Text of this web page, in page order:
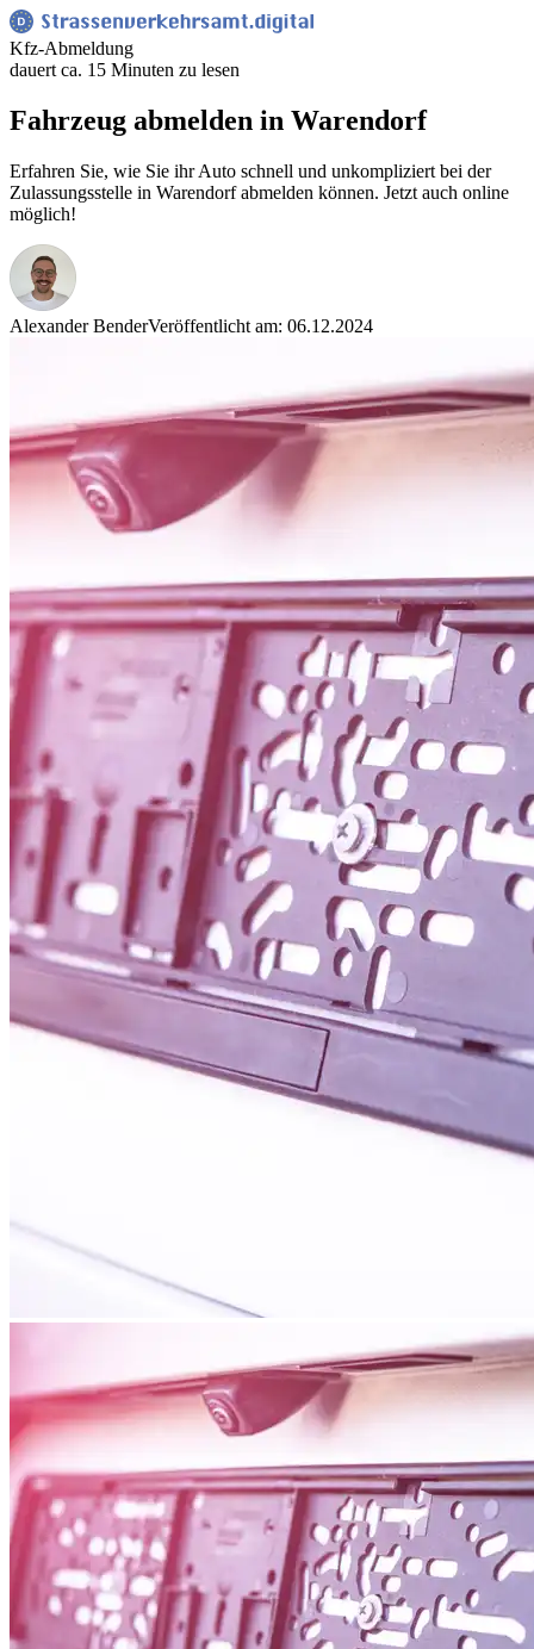
Kfz-Abmeldung
dauert ca. 15 Minuten zu lesen
Fahrzeug abmelden in Warendorf
Erfahren Sie, wie Sie ihr Auto schnell und unkompliziert bei der
Zulassungsstelle in Warendorf abmelden können. Jetzt auch online
möglich!
Alexander BenderVeröffentlicht am: 06.12.2024